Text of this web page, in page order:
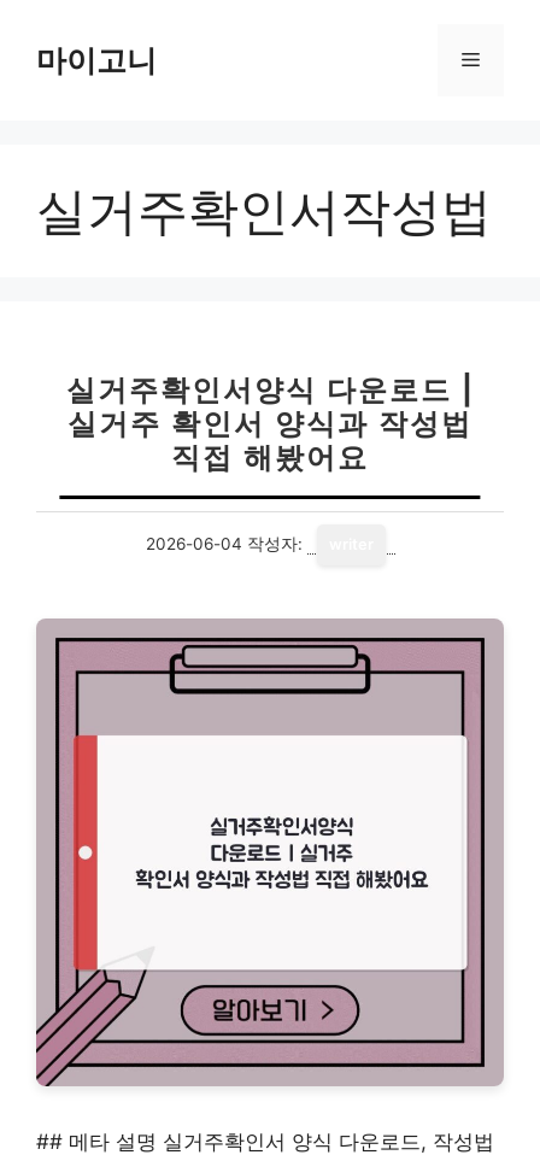
마이고니 메
실거주확인서작성법
실거주확인서양식 다운로드 |
실거주 확인서 양식과 작성법
직접 해봤어요
2026-06-04 작성자:
## 메타 설명 실거주확인서 양식 다운로드, 작성법